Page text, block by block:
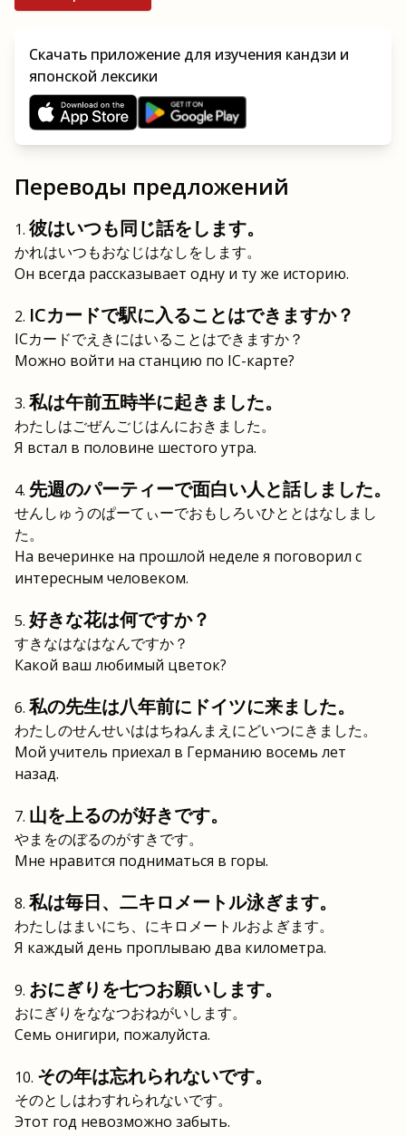
Скачать приложение для изучения кандзи и
японской лексики
Переводы предложений
彼はいつも同じ話をします。
かれはいつもおなじはなしをします。
Он всегда рассказывает одну и ту же историю.
ICカードで駅に入ることはできますか？
ICカードでえきにはいることはできますか？
Можно войти на станцию по IC-карте?
私は午前五時半に起きました。
わたしはごぜんごじはんにおきました。
Я встал в половине шестого утра.
先週のパーティーで面白い人と話しました。
せんしゅうのぱーてぃーでおもしろいひととはなしまし
た。
На вечеринке на прошлой неделе я поговорил с
интересным человеком.
好きな花は何ですか？
すきなはなはなんですか？
Какой ваш любимый цветок?
私の先生は八年前にドイツに来ました。
わたしのせんせいははちねんまえにどいつにきました。
Мой учитель приехал в Германию восемь лет
назад.
山を上るのが好きです。
やまをのぼるのがすきです。
Мне нравится подниматься в горы.
私は毎日、二キロメートル泳ぎます。
わたしはまいにち、にキロメートルおよぎます。
Я каждый день проплываю два километра.
おにぎりを七つお願いします。
おにぎりをななつおねがいします。
Семь онигири, пожалуйста.
その年は忘れられないです。
そのとしはわすれられないです。
Этот год невозможно забыть.